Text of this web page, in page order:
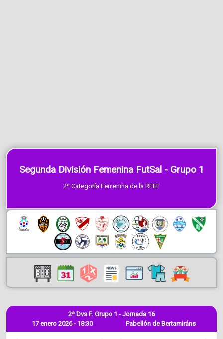
Segunda División Femenina FutSal - Grupo 1
2ª Categoría Femenina de la RFEF
17 enero 2026 - 18:30
2ª Dvs F. Grupo 1 - Jornada 16
Pabellón de Bertamiráns